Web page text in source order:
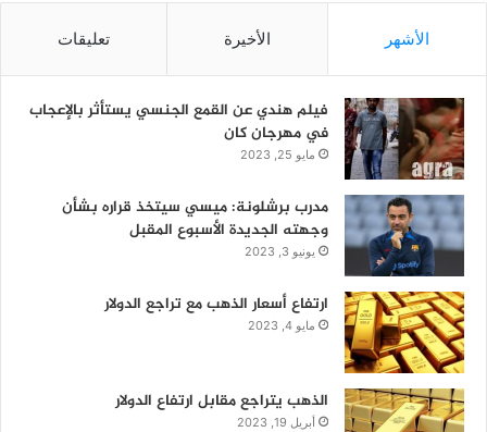
الأشهر الأخيرة تعليقات
فيلم هندي عن القمع الجنسي يستأثر بالإعجاب
في مهرجان كان
مايو 25, 2023
مدرب برشلونة: ميسي سيتخذ قراره بشأن
وجهته الجديدة الأسبوع المقبل
يونيو 3, 2023
ارتفاع أسعار الذهب مع تراجع الدولار
مايو 4, 2023
الذهب يتراجع مقابل ارتفاع الدولار
أبريل 19, 2023